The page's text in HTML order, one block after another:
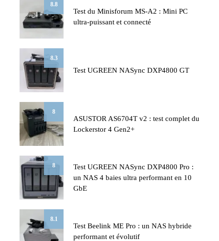
8.8
Test du Minisforum MS-A2 : Mini PC
ultra-puissant et connecté
8.3
Test UGREEN NASync DXP4800 GT
8
ASUSTOR AS6704T v2 : test complet du
Lockerstor 4 Gen2+
8
Test UGREEN NASync DXP4800 Pro :
un NAS 4 baies ultra performant en 10
GbE
8.1
Test Beelink ME Pro : un NAS hybride
performant et évolutif